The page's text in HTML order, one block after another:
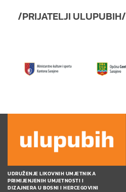
/PRIJATELJI ULUPUBIH/
UDRUŽENJE LIKOVNIH UMJETNIKA
PRIMIJENJENIH UMJETNOSTI I
DIZAJNERA U BOSNI I HERCEGOVINI